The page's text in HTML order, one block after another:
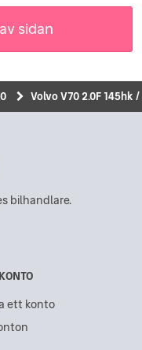
sidan
Volvo V70 2.0F 145hk
bilhandlare.
ett konto